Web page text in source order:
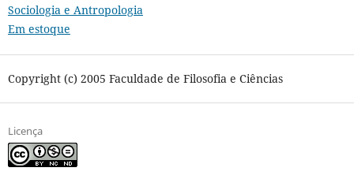
Sociologia e Antropologia
Em estoque
Copyright (c) 2005 Faculdade de Filosofia e Ciências
Licença